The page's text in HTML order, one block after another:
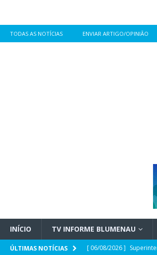
TODAS AS NOTÍCIAS ENVIAR ARTIGO/OPINIÃO
INÍCIO TV INFORME BLUMENAU
ÚLTIMAS NOTÍCIAS [ 06/08/2026 ]